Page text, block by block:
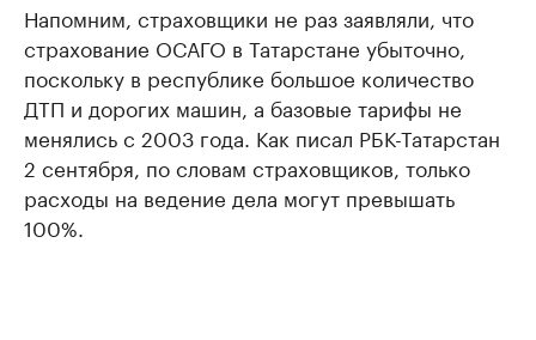
Напомним, страховщики не раз заявляли, что
страхование ОСАГО в Татарстане убыточно,
поскольку в республике большое количество
ДТП и дорогих машин, а базовые тарифы не
менялись с 2003 года. Как писал РБК-Татарстан
2 сентября, по словам страховщиков, только
расходы на ведение дела могут превышать
100%.